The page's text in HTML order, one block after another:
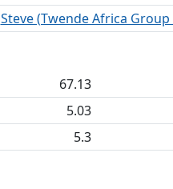
Steve (Twende Africa Group
67.13
5.03
5.3